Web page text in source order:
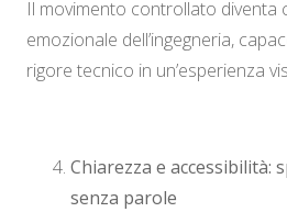
Il movimento controllato diventa
emozionale dell’ingegneria,
rigore tecnico in un’esperienza
Chiarezza e accessibilità:
senza parole